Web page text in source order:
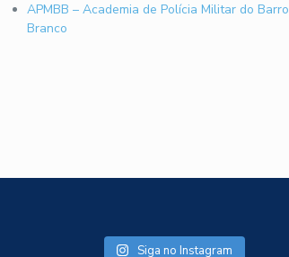
APMBB – Academia de Polícia Militar do Barro
Branco
Siga no Instagram